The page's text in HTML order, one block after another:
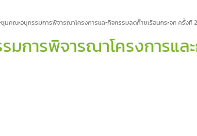
มคณะอนุกรรมการพิจารณาโครงการและกิจกรรมลดก๊าซเรือนกระจก ครั้งที่
การพิจารณาโครงการแล